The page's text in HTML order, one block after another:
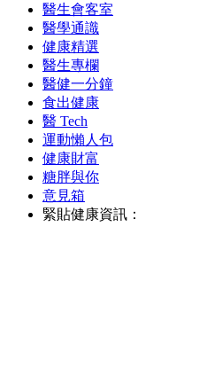
醫生會客室
醫學通識
健康精選
醫生專欄
醫健一分鐘
食出健康
醫 Tech
運動懶人包
健康財富
糖胖與你
意見箱
緊貼健康資訊：